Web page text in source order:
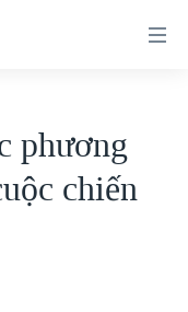
phương
chiến